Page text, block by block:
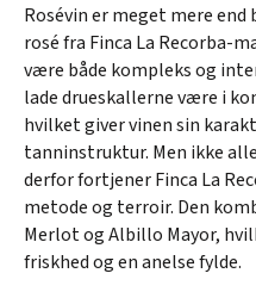
Rosévin er meget mere
rosé fra Finca La Recorba-
være både kompleks og
lade drueskallerne være i
hvilket giver vinen sin
tanninstruktur. Men ikke
derfor fortjener Finca La
metode og terroir. Den
Merlot og Albillo Mayor,
friskhed og en anelse fylde.